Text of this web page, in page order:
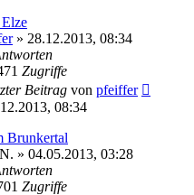
» 28.12.2013, 08:34
Zugriffe
Beitrag von pfeiffer
08:34
Brunkertal
» 04.05.2013, 03:28
Zugriffe